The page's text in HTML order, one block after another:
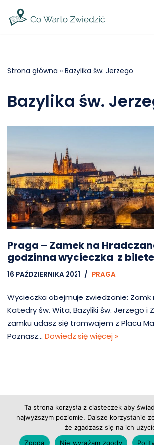
Przejdź
Strona główna » Bazylika św. Jerzego
Bazylika św.
Praga – Zamek na
godzinna wycieczka z
16 PAŹDZIERNIKA 2021 PRAGA
Wycieczka obejmuje zwiedzanie: Zamk
Katedry św. Wita, Bazyliki św. Jerzego i
zamku udasz się tramwajem z Placu
Poznasz… Dowiedz się więcej »
Copyright © 2026 Grupa Probiz,
Regulamin serwisu|Polityka
Ta strona korzysta z ciasteczek aby
najwyższym poziomie. Dalsze korzystanie
że zgadzasz się na ich
Zgoda
Nie wyrażam zgody